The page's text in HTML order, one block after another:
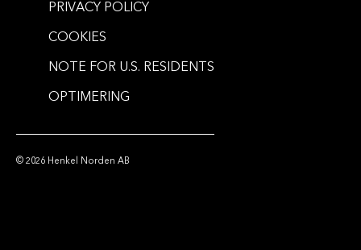
PRIVACY POLICY
COOKIES
NOTE FOR U.S. RESIDENTS
OPTIMERING
© 2026 Henkel Norden AB